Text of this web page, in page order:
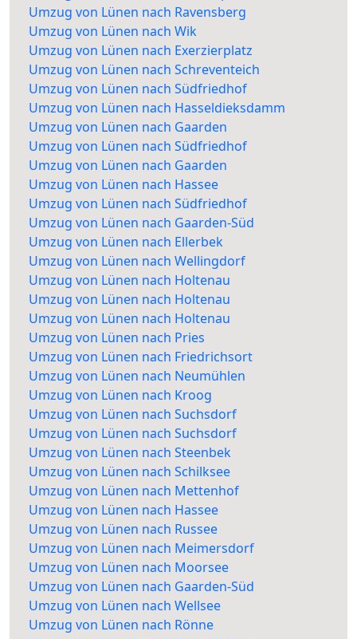
Umzug von Lünen nach Ravensberg
Umzug von Lünen nach Wik
Umzug von Lünen nach Exerzierplatz
Umzug von Lünen nach Schreventeich
Umzug von Lünen nach Südfriedhof
Umzug von Lünen nach Hasseldieksdamm
Umzug von Lünen nach Gaarden
Umzug von Lünen nach Südfriedhof
Umzug von Lünen nach Gaarden
Umzug von Lünen nach Hassee
Umzug von Lünen nach Südfriedhof
Umzug von Lünen nach Gaarden-Süd
Umzug von Lünen nach Ellerbek
Umzug von Lünen nach Wellingdorf
Umzug von Lünen nach Holtenau
Umzug von Lünen nach Holtenau
Umzug von Lünen nach Holtenau
Umzug von Lünen nach Pries
Umzug von Lünen nach Friedrichsort
Umzug von Lünen nach Neumühlen
Umzug von Lünen nach Kroog
Umzug von Lünen nach Suchsdorf
Umzug von Lünen nach Suchsdorf
Umzug von Lünen nach Steenbek
Umzug von Lünen nach Schilksee
Umzug von Lünen nach Mettenhof
Umzug von Lünen nach Hassee
Umzug von Lünen nach Russee
Umzug von Lünen nach Meimersdorf
Umzug von Lünen nach Moorsee
Umzug von Lünen nach Gaarden-Süd
Umzug von Lünen nach Wellsee
Umzug von Lünen nach Rönne